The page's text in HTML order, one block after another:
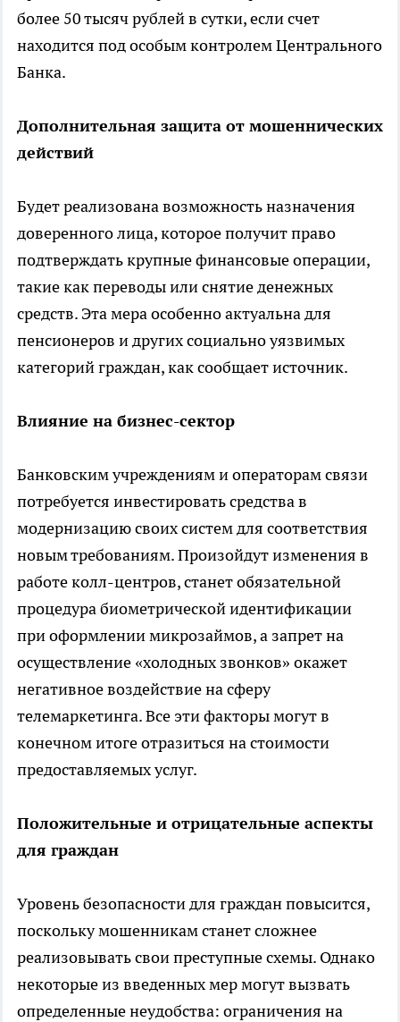
более 50 тысяч рублей в сутки, если счет
находится под особым контролем Центрального
Банка.
Дополнительная защита от мошеннических
действий
Будет реализована возможность назначения
доверенного лица, которое получит право
подтверждать крупные финансовые операции,
такие как переводы или снятие денежных
средств. Эта мера особенно актуальна для
пенсионеров и других социально уязвимых
категорий граждан, как сообщает источник.
Влияние на бизнес-сектор
Банковским учреждениям и операторам связи
потребуется инвестировать средства в
модернизацию своих систем для соответствия
новым требованиям. Произойдут изменения в
работе колл-центров, станет обязательной
процедура биометрической идентификации
при оформлении микрозаймов, а запрет на
осуществление «холодных звонков» окажет
негативное воздействие на сферу
телемаркетинга. Все эти факторы могут в
конечном итоге отразиться на стоимости
предоставляемых услуг.
Положительные и отрицательные аспекты
для граждан
Уровень безопасности для граждан повысится,
поскольку мошенникам станет сложнее
реализовывать свои преступные схемы. Однако
некоторые из введенных мер могут вызвать
определенные неудобства: ограничения на